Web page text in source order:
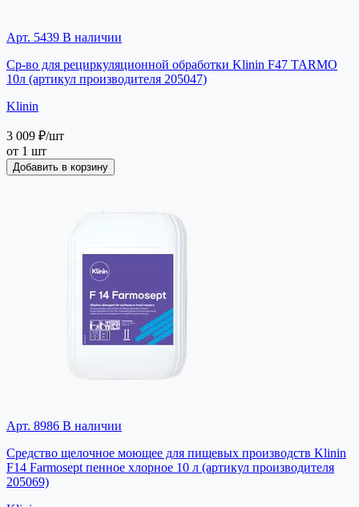
Арт. 5439 В наличии
Ср-во для рециркуляционной обработки Klinin F47 TARMO
10л (артикул производителя 205047)
Klinin
3 009 ₽/шт
от 1 шт
Добавить в корзину
Арт. 8986 В наличии
Средство щелочное моющее для пищевых производств Klinin
F14 Farmosept пенное хлорное 10 л (артикул производителя
205069)